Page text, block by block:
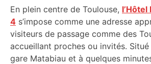
En plein centre de Toulouse, l’Hôtel
4 s’impose comme une adresse
visiteurs de passage comme des
accueillant proches ou invités.
gare Matabiau et à quelques